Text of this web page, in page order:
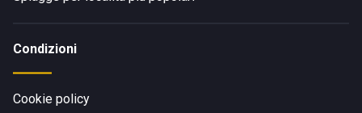
Condizioni
Cookie policy